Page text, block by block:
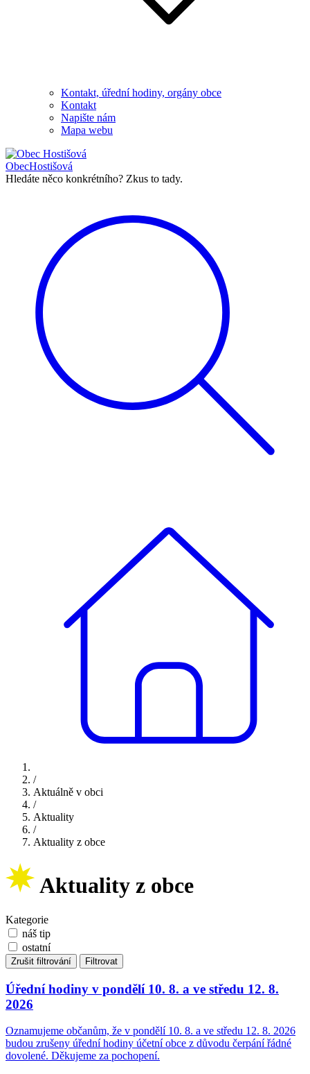
Kontakt, úřední hodiny, orgány obce
Kontakt
Napište nám
Mapa webu
ObecHostišová
Hledáte něco konkrétního? Zkus to tady.
/
Aktuálně v obci
/
Aktuality
/
Aktuality z obce
Aktuality z obce
Kategorie
náš tip
ostatní
Zrušit filtrování Filtrovat
Úřední hodiny v pondělí 10. 8. a ve středu 12. 8.
2026
Oznamujeme občanům, že v pondělí 10. 8. a ve středu 12. 8. 2026
budou zrušeny úřední hodiny účetní obce z důvodu čerpání řádné
dovolené. Děkujeme za pochopení.